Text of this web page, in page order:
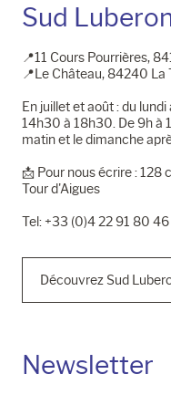
Sud
📍11 Cours Pourrières,
📍Le Château, 84240 La
En juillet et août : du
14h30 à 18h30. De 9h à
matin et le dimanche
📩​ Pour nous écrire : 128
Tour d'Aigues
Tel: +33 (0)4 22 91 80
Découvrez Sud
Newsletter